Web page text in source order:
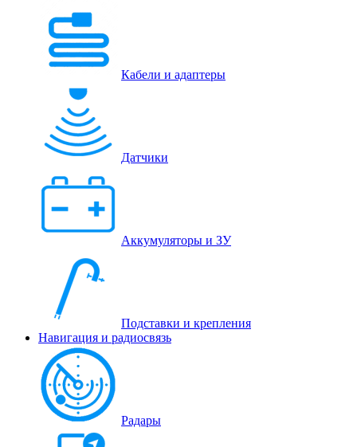
Кабели и адаптеры
Датчики
Аккумуляторы и ЗУ
Подставки и крепления
Навигация и радиосвязь
Радары